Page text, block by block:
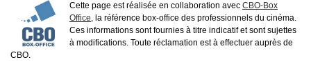
Cette page est réalisée en collaboration avec CBO-Box
Office, la référence box-office des professionnels du cinéma.
Ces informations sont fournies à titre indicatif et sont sujettes
à modifications. Toute réclamation est à effectuer auprès de
CBO.